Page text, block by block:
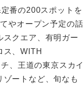
番の200スポットを
やオープン予定の話
スクエア、有明ガー
ス、WITH
、王道の東京スカイ
ゾートなど、旬なも